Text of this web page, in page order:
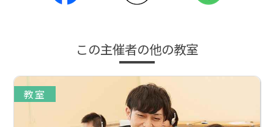
この主催者の他の教室
教室